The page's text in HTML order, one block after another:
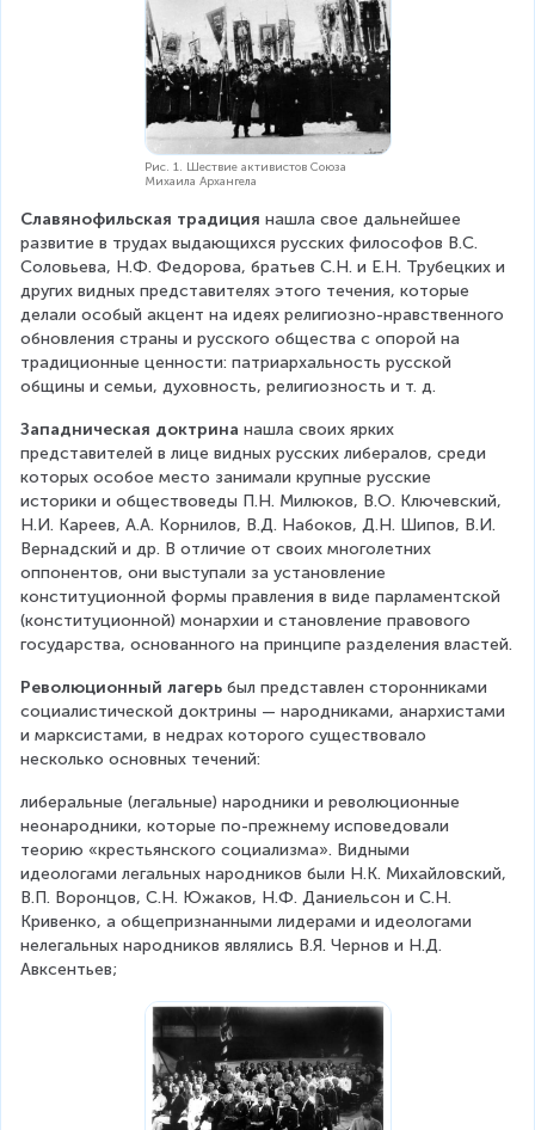
Рис. 1. Шествие активистов Союза
Михаила Архангела
Славянофильская традиция нашла свое дальнейшее
развитие в трудах выдающихся русских философов В.С.
Соловьева, Н.Ф. Федорова, братьев С.Н. и Е.Н. Трубецких и
других видных представителях этого течения, которые
делали особый акцент на идеях религиозно-нравственного
обновления страны и русского общества с опорой на
традиционные ценности: патриархальность русской
общины и семьи, духовность, религиозность и т. д.
Западническая доктрина нашла своих ярких
представителей в лице видных русских либералов, среди
которых особое место занимали крупные русские
историки и обществоведы П.Н. Милюков, В.О. Ключевский,
Н.И. Кареев, А.А. Корнилов, В.Д. Набоков, Д.Н. Шипов, В.И.
Вернадский и др. В отличие от своих многолетних
оппонентов, они выступали за установление
конституционной формы правления в виде парламентской
(конституционной) монархии и становление правового
государства, основанного на принципе разделения властей.
Революционный лагерь был представлен сторонниками
социалистической доктрины — народниками, анархистами
и марксистами, в недрах которого существовало
несколько основных течений:
либеральные (легальные) народники и революционные
неонародники, которые по-прежнему исповедовали
теорию «крестьянского социализма». Видными
идеологами легальных народников были Н.К. Михайловский,
В.П. Воронцов, С.Н. Южаков, Н.Ф. Даниельсон и С.Н.
Кривенко, а общепризнанными лидерами и идеологами
нелегальных народников являлись В.Я. Чернов и Н.Д.
Авксентьев;